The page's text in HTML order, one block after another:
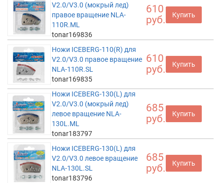
V2.0/V3.0 (мокрый лед)
правое вращение NLA-
110R.ML
tonar169836
610
руб.
Купить
Ножи ICEBERG-110(R) для
V2.0/V3.0 правое вращение
NLA-110R.SL
tonar169835
610
руб.
Купить
Ножи ICEBERG-130(L) для
V2.0/V3.0 (мокрый лед)
левое вращение NLA-
130L.ML
tonar183797
685
руб.
Купить
Ножи ICEBERG-130(L) для
V2.0/V3.0 левое вращение
NLA-130L.SL
tonar183796
685
руб.
Купить